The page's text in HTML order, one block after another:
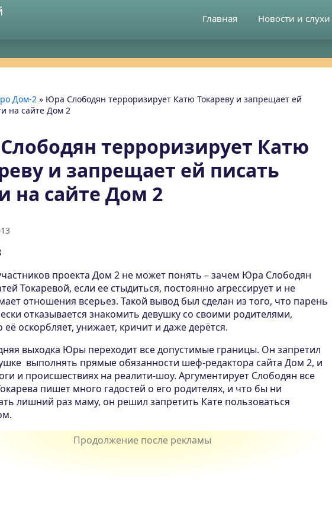
Главная Новости и слухи
Дом-2 » Юра Слободян терроризирует Катю Токареву и запрещает ей
на сайте Дом 2
терроризирует Катю
и запрещает ей писать
на сайте Дом 2
проекта Дом 2 не может понять – зачем Юра Слободян
Токаревой, если ее стыдиться, постоянно агрессирует и не
отношения всерьез. Такой вывод был сделан из того, что парень
отказывается знакомить девушку со своими родителями,
её оскорбляет, унижает, кричит и даже дерётся.
выходка Юры переходит все допустимые границы. Он запретил
выполнять прямые обязанности шеф-редактора сайта Дом 2, и
и происшествиях на реалити-шоу. Аргументирует Слободян все
пишет много гадостей о его родителях, и что бы ни
лишний раз маму, он решил запретить Кате пользоваться